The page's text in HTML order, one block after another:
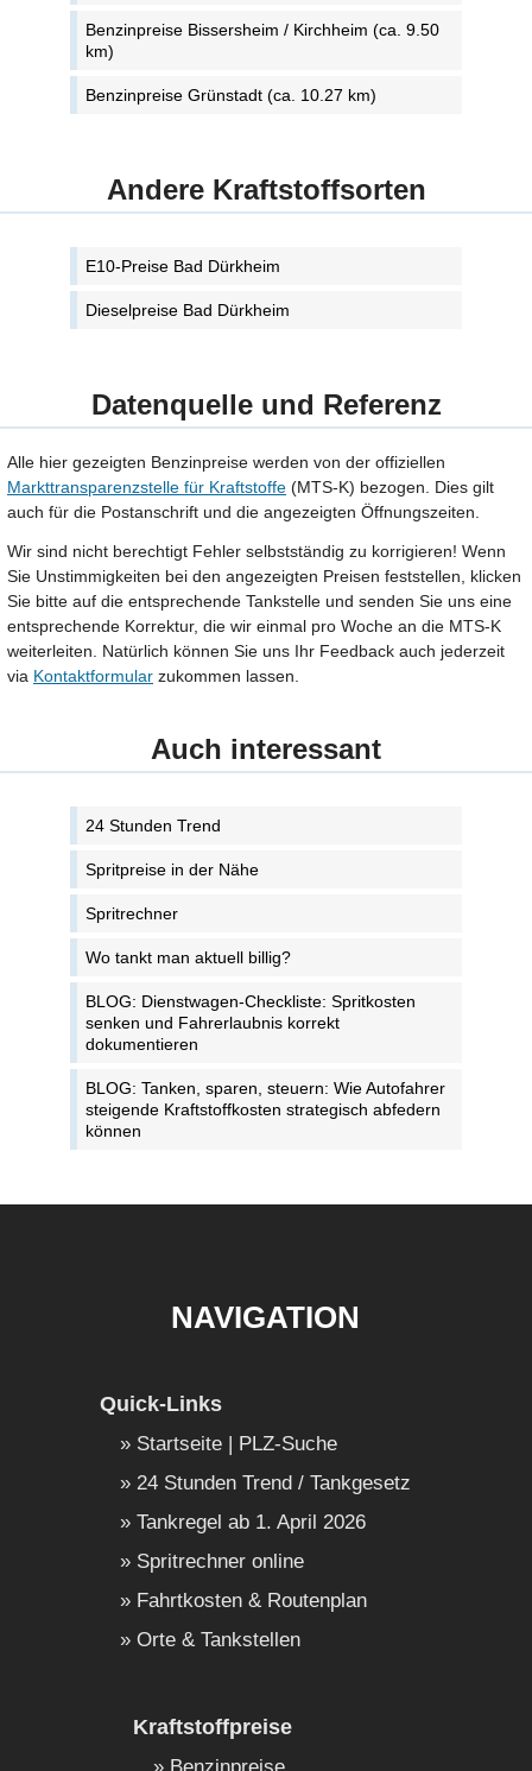
Benzinpreise Bissersheim / Kirchheim (ca. 9.50
km)
Benzinpreise Grünstadt (ca. 10.27 km)
Andere Kraftstoffsorten
E10-Preise Bad Dürkheim
Dieselpreise Bad Dürkheim
Datenquelle und Referenz
Alle hier gezeigten Benzinpreise werden von der offiziellen
Markttransparenzstelle für Kraftstoffe (MTS-K) bezogen. Dies gilt
auch für die Postanschrift und die angezeigten Öffnungszeiten.
Wir sind nicht berechtigt Fehler selbstständig zu korrigieren! Wenn
Sie Unstimmigkeiten bei den angezeigten Preisen feststellen, klicken
Sie bitte auf die entsprechende Tankstelle und senden Sie uns eine
entsprechende Korrektur, die wir einmal pro Woche an die MTS-K
weiterleiten. Natürlich können Sie uns Ihr Feedback auch jederzeit
via Kontaktformular zukommen lassen.
Auch interessant
24 Stunden Trend
Spritpreise in der Nähe
Spritrechner
Wo tankt man aktuell billig?
BLOG: Dienstwagen-Checkliste: Spritkosten
senken und Fahrerlaubnis korrekt
dokumentieren
BLOG: Tanken, sparen, steuern: Wie Autofahrer
steigende Kraftstoffkosten strategisch abfedern
können
NAVIGATION
Quick-Links
Startseite | PLZ-Suche
24 Stunden Trend / Tankgesetz
Tankregel ab 1. April 2026
Spritrechner online
Fahrtkosten & Routenplan
Orte & Tankstellen
Kraftstoffpreise